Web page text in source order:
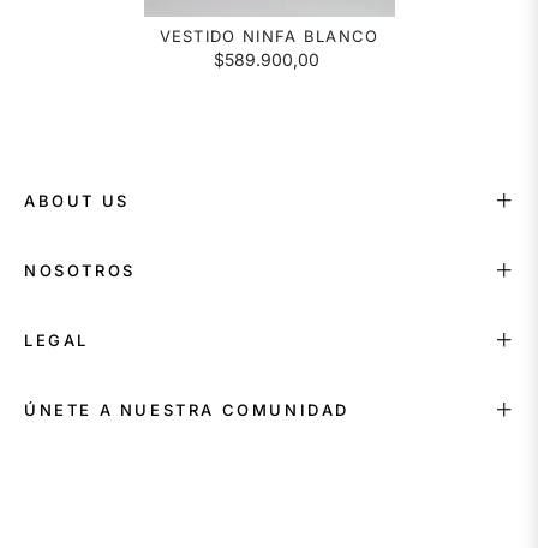
VESTIDO NINFA BLANCO
$589.900,00
ABOUT US
NOSOTROS
LEGAL
ÚNETE A NUESTRA COMUNIDAD